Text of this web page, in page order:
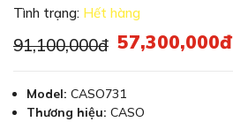
Tình trạng: Hết hàng
91,100,000đ 57,300,000đ
Model: CASO731
Thương hiệu: CASO